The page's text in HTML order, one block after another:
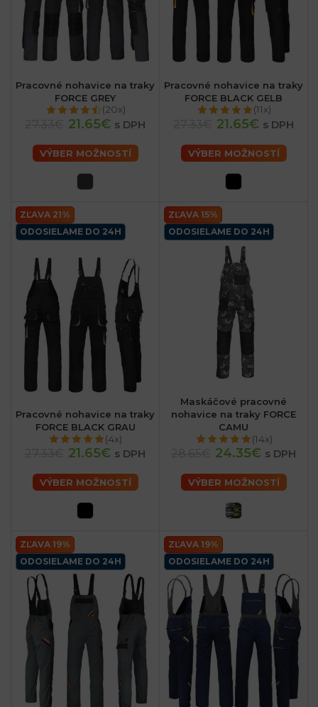
Pracovné nohavice na traky
FORCE GREY
(20x)
21.65€ s DPH
VÝBER MOŽNOSTÍ
Pracovné nohavice na traky
FORCE BLACK GELB
(11x)
21.65€ s DPH
VÝBER MOŽNOSTÍ
ZĽAVA 21%
ODOSIELAME DO 24H
Pracovné nohavice na traky
FORCE BLACK GRAU
(4x)
21.65€ s DPH
VÝBER MOŽNOSTÍ
ZĽAVA 15%
ODOSIELAME DO 24H
Maskáčové pracovné
nohavice na traky FORCE
CAMU
(14x)
24.35€ s DPH
VÝBER MOŽNOSTÍ
ZĽAVA 19%
ODOSIELAME DO 24H
ZĽAVA 19%
ODOSIELAME DO 24H